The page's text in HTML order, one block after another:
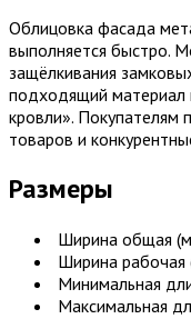
Облицовка фасада
выполняется быстро.
защёлкивания
подходящий материал
кровли». Покупателям
товаров и
Размеры
Ширина общая
Ширина
Минимальная
Максимальная